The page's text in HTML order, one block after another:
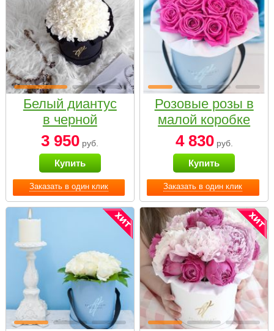
Заказать в один клик
Белый диантус
в черной
коробке Small
3 950 руб.
Купить
Заказать в один клик
Розовые розы в
малой коробке
4 830руб.
Купить